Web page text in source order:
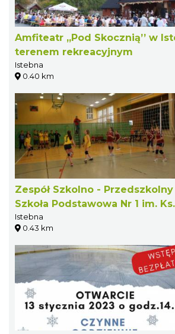
Amfiteatr „Pod Skocznią’’ w
terenem rekreacyjnym
Istebna
0.40 km
Zespół Szkolno -
Szkoła Podstawowa Nr 1 im.
Londzina
Istebna
0.43 km